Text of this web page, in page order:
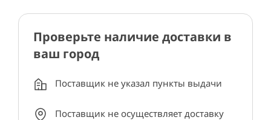
Проверьте наличие доставки в
ваш город
Поставщик не указал пункты выдачи
Поставщик не осуществляет доставку